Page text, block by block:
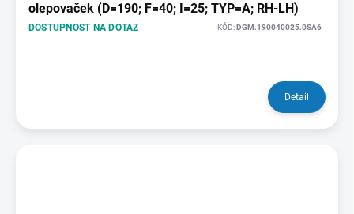
olepovaček (D=190; F=40; I=25; TYP=A; RH-LH)
DOSTUPNOST NA DOTAZ KÓD: DGM.190040025.0SA6
Detail